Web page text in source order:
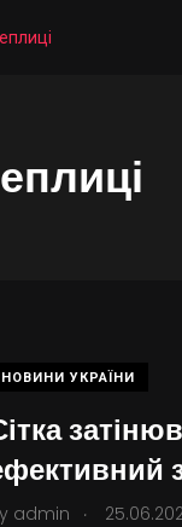
НОВИНИ УКРАЇНИ
admin .